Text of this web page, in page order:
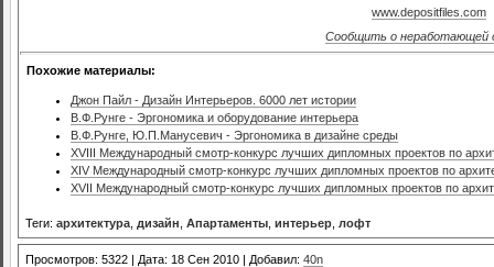
www.depositfiles.com
Сообщить о неработающей
Похожие материалы:
Джон Пайл - Дизайн Интерьеров. 6000 лет истории
В.Ф.Рунге - Эргономика и оборудование интерьера
В.Ф.Рунге, Ю.П.Манусевич - Эргономика в дизайне среды
XVIII Международный смотр-конкурс лучших дипломных проектов по
XIV Международный смотр-конкурс лучших дипломных проектов по
XVII Международный смотр-конкурс лучших дипломных проектов по
Теги: архитектура дизайн Апартаменты интерьер лофт
Просмотров: 5322 | Дата: 18 Сен 2010 | Добавил: 40n